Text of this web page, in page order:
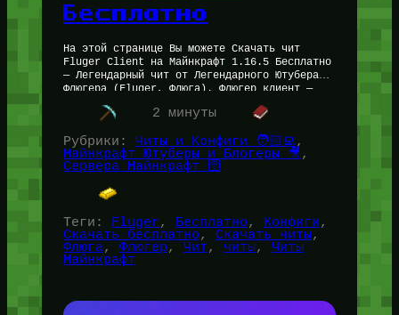
Бесплатно
На этой странице Вы можете Скачать чит
Fluger Client на Майнкрафт 1.16.5 Бесплатно
— Легендарный чит от Легендарного Ютубера
Флюгера (Fluger, Флюга). Флюгер клиент —
невероятно дерзкое решение как по…
2 минуты
Рубрики: Читы и Конфиги 🧑🏻‍💻
Майнкрафт Ютуберы и Блогеры 🎥
Сервера Майнкрафт 🛜
Теги: Fluger, Бесплатно, Конфиги
Скачать бесплатно, Скачать читы
Флюга, Флюгер, Чит, читы, Читы
Майнкрафт